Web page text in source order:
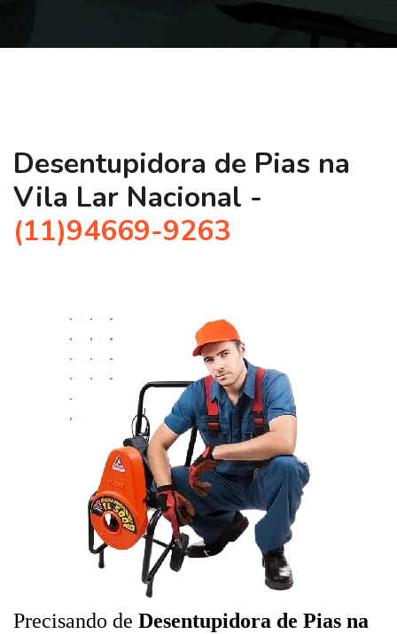
Desentupidora de Pias na
Vila Lar Nacional -
(11)94669-9263
Precisando de Desentupidora de Pias na